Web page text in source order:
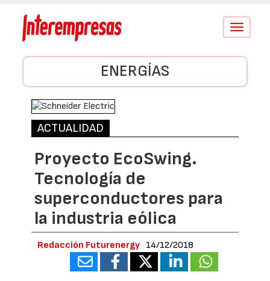
Conmutar
ENERGÍAS
ACTUALIDAD
Proyecto EcoSwing.
Tecnología de
superconductores para
la industria eólica
Redacción Futurenergy 14/12/2018